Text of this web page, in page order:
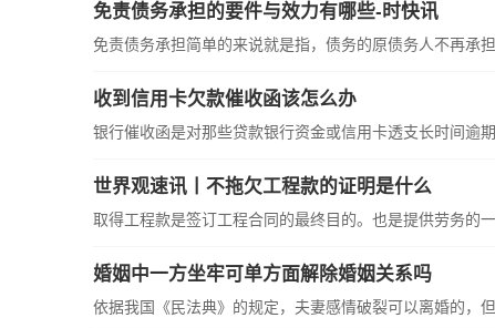
免责债务承担的要件与效力有哪些-时快讯
免责债务承担简单的来说就是指，债务的原债务人不再承担
收到信用卡欠款催收函该怎么办
银行催收函是对那些贷款银行资金或信用卡透支长时间逾期
世界观速讯丨不拖欠工程款的证明是什么
取得工程款是签订工程合同的最终目的。也是提供劳务的一
婚姻中一方坐牢可单方面解除婚姻关系吗
依据我国《民法典》的规定，夫妻感情破裂可以离婚的，但